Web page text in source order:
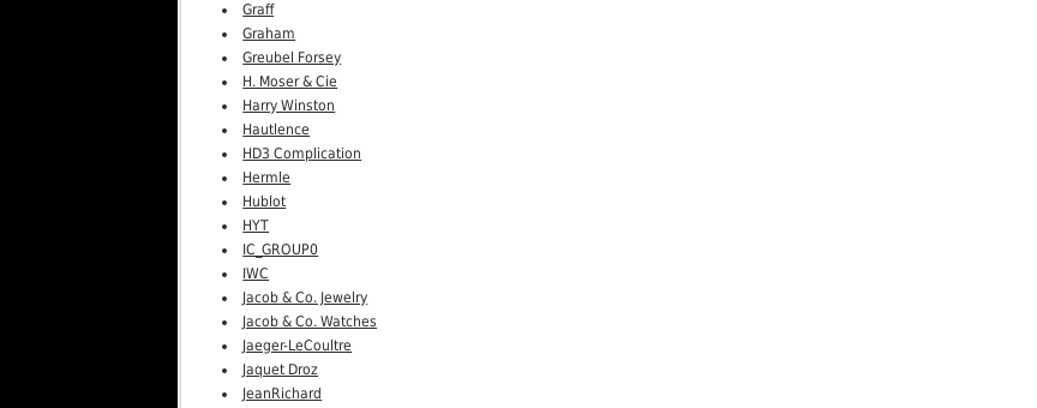
Graff
Graham
Greubel Forsey
H. Moser & Cie
Harry Winston
Hautlence
HD3 Complication
Hermle
Hublot
HYT
IC_GROUP0
IWC
Jacob & Co. Jewelry
Jacob & Co. Watches
Jaeger-LeCoultre
Jaquet Droz
JeanRichard